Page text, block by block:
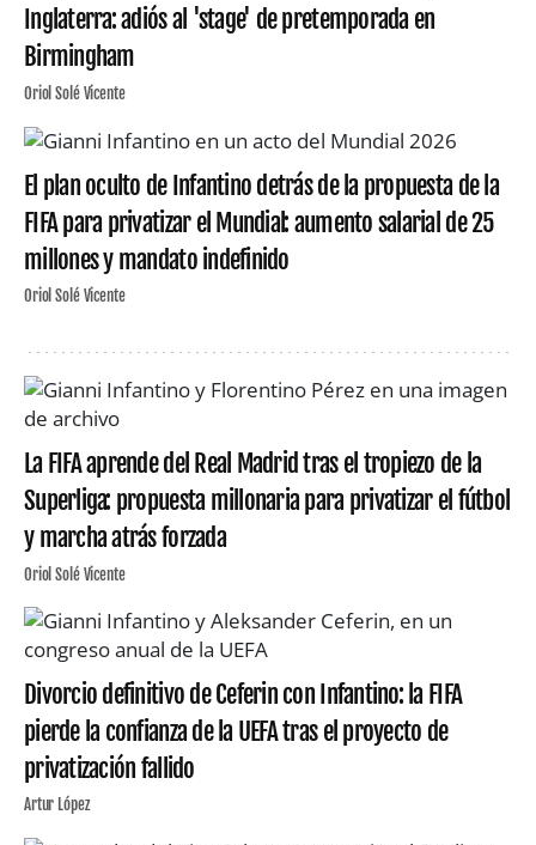
Inglaterra: adiós al 'stage' de pretemporada en
Birmingham
Oriol Solé Vicente
El plan oculto de Infantino detrás de la propuesta de la
FIFA para privatizar el Mundial: aumento salarial de 25
millones y mandato indefinido
Oriol Solé Vicente
La FIFA aprende del Real Madrid tras el tropiezo de la
Superliga: propuesta millonaria para privatizar el fútbol
y marcha atrás forzada
Oriol Solé Vicente
Divorcio definitivo de Ceferin con Infantino: la FIFA
pierde la confianza de la UEFA tras el proyecto de
privatización fallido
Artur López